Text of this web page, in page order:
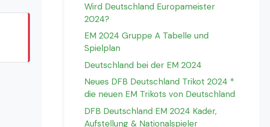
Wird Deutschland Europameister
2024?
EM 2024 Gruppe A Tabelle und
Spielplan
Deutschland bei der EM 2024
Neues DFB Deutschland Trikot 2024 *
die neuen EM Trikots von Deutschland
DFB Deutschland EM 2024 Kader,
Aufstellung & Nationalspieler